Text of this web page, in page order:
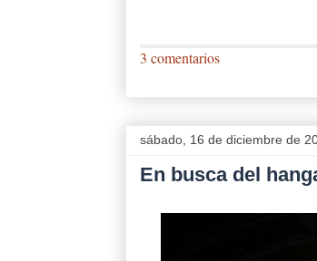
3 comentarios
sábado, 16 de diciembre de
En busca del